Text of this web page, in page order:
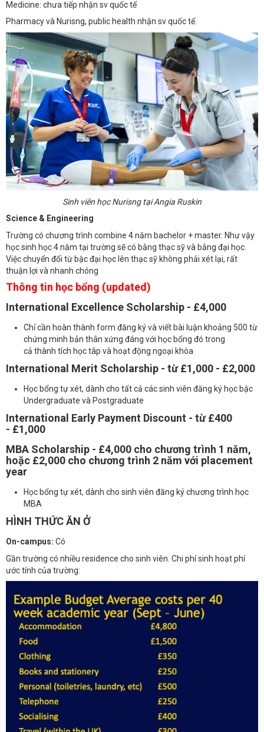
Medicine: chưa tiếp nhận sv quốc tế
Pharmacy và Nurisng, public health nhận sv quốc tế.
Sinh viên học Nurisng tại Angia Ruskin
Science & Engineering
Trường có chương trình combine 4 năm bachelor + master. Như vậy
học sinh học 4 năm tại trường sẽ có bằng thạc sỹ và bằng đại học.
Việc chuyển đổi từ bậc đại học lên thạc sỹ không phải xét lại, rất
thuận lợi và nhanh chóng
Thông tin học bổng (updated)
International Excellence Scholarship - £4,000
Chỉ cần hoàn thành form đăng ký và viết bài luận khoảng 500 từ
chứng minh bản thân xứng đáng với học bổng đó trong
cả thành tích học tâp và hoạt động ngoại khóa
International Merit Scholarship - từ £1,000 - £2,000
Học bổng tự xét, dành cho tất cả các sinh viên đăng ký học bậc
Undergraduate và Postgraduate
International Early Payment Discount - từ £400
- £1,000
MBA Scholarship - £4,000 cho chương trình 1 năm,
hoặc £2,000 cho chương trình 2 năm với placement
year
Học bổng tự xét, dành cho sinh viên đăng ký chương trình học
MBA
HÌNH THỨC ĂN Ở
On-campus: Có
Gần trường có nhiều residence cho sinh viên. Chi phí sinh hoạt phí
ước tính của trường: